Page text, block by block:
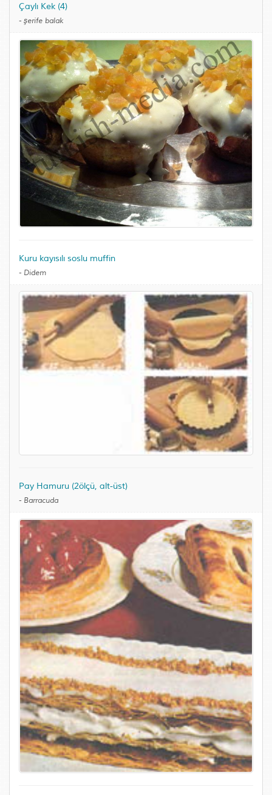
Çaylı Kek (4)
- şerife balak
Kuru kayısılı soslu muffin
- Didem
Pay Hamuru (2ölçü, alt-üst)
- Barracuda